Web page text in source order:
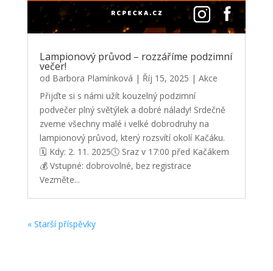
Lampionový průvod – rozzáříme podzimní
večer!
od Barbora Plamínková | Říj 15, 2025 | Akce
Přijďte si s námi užít kouzelný podzimní
podvečer plný světýlek a dobré nálady! Srdečně
zveme všechny malé i velké dobrodruhy na
lampionový průvod, který rozsvítí okolí Kačáku.
🗓 Kdy: 2. 11. 2025🕔 Sraz v 17:00 před Kačákem
💰 Vstupné: dobrovolné, bez registrace
Vezměte...
« Starší příspěvky